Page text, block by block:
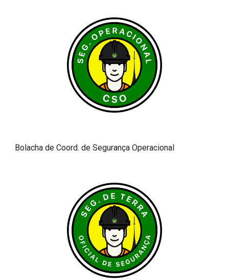
Bolacha de Coord. de Segurança Operacional